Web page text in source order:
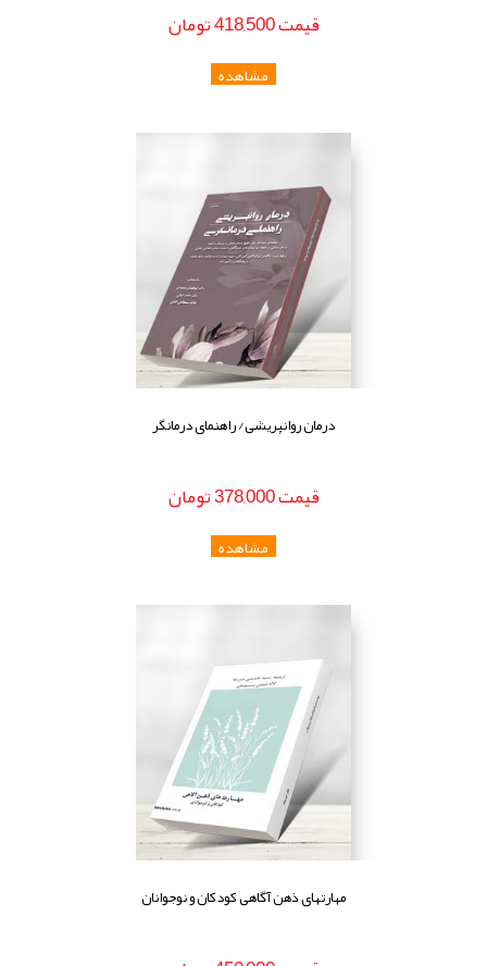
قيمت418,500تومان
درمان روانپریشی/ راهنمای درمانگر
قيمت378,000تومان
مهارتهای ذهن آگاهی کودکان و نوجوانان